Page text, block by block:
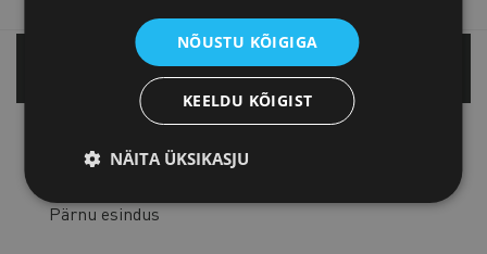
Pärnu esindus
NÕUSTU KÕIGIGA
KEELDU KÕIGIST
NÄITA ÜKSIKASJU